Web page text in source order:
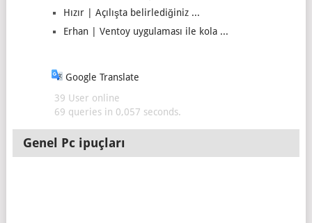
Hızır | Açılışta belirlediğiniz ...
Erhan | Ventoy uygulaması ile kola ...
Google Translate
39 User online
69 queries in 0,057 seconds.
Genel Pc ipuçları